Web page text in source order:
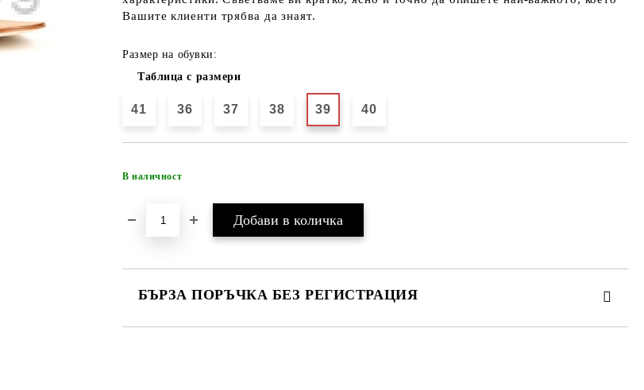
Вашите клиенти трябва да знаят.
Размер на обувки:
Таблица с размери
41 36 37 38 39 40
В наличност
БЪРЗА ПОРЪЧКА БЕЗ РЕГИСТРАЦИЯ